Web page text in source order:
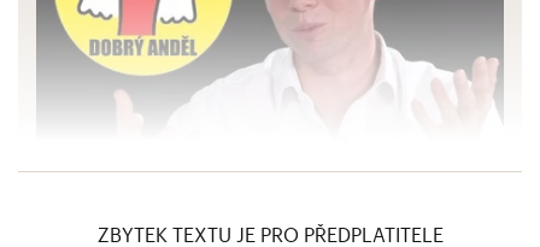
Zdraví a štěstí si za peníze nekoupíte, říká
ZBYTEK TEXTU JE PRO PŘEDPLATITELE